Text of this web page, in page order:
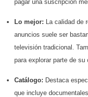
pagar una suscripción
Lo mejor: La calidad de
anuncios suele ser
televisión tradicional.
para explorar parte de su
Catálogo: Destaca
que incluye